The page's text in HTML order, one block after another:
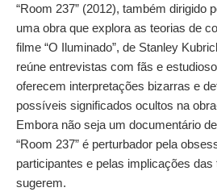
“Room 237” (2012), também dirigido
uma obra que explora as teorias de
filme “O Iluminado”, de Stanley
reúne entrevistas com fãs e
oferecem interpretações bizarras e
possíveis significados ocultos na
Embora não seja um documentário
“Room 237” é perturbador pela
participantes e pelas implicações das
sugerem.